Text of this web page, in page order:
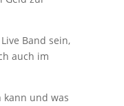
Band sein,
auch im
und was